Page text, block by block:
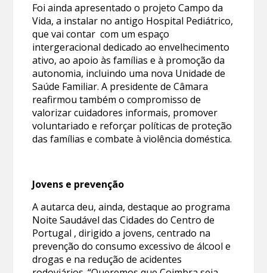
Foi ainda apresentado o projeto Campo da
Vida, a instalar no antigo Hospital Pediátrico,
que vai contar com um espaço
intergeracional dedicado ao envelhecimento
ativo, ao apoio às famílias e à promoção da
autonomia, incluindo uma nova Unidade de
Saúde Familiar. A presidente de Câmara
reafirmou também o compromisso de
valorizar cuidadores informais, promover
voluntariado e reforçar políticas de proteção
das famílias e combate à violência doméstica.
Jovens e prevenção
A autarca deu, ainda, destaque ao programa
Noite Saudável das Cidades do Centro de
Portugal , dirigido a jovens, centrado na
prevenção do consumo excessivo de álcool e
drogas e na redução de acidentes